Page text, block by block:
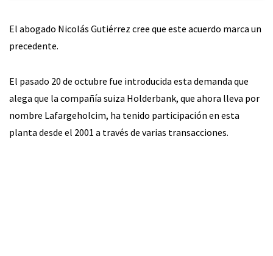
El abogado Nicolás Gutiérrez cree que este acuerdo marca un
precedente.
El pasado 20 de octubre fue introducida esta demanda que
alega que la compañía suiza Holderbank, que ahora lleva por
nombre Lafargeholcim, ha tenido participación en esta
planta desde el 2001 a través de varias transacciones.